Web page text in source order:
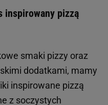
inspirowany pizzą
smaki pizzy oraz
dodatkami, mamy
inspirowane pizzą
z soczystych